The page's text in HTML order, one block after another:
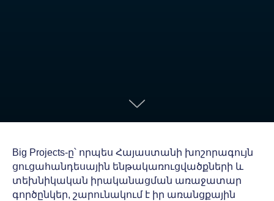
Big Projects-ը՝ որպես Հայաստանի խոշորագույն
ցուցահանդեսային ենթակառուցվածքների և
տեխնիկական իրականացման առաջատար
գործընկեր, շարունակում է իր առանցքային